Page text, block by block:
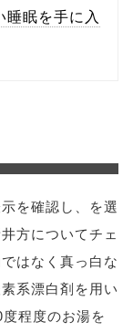
睡眠を手に入
を確認し、を選
方についてチェ
はなく真っ白な
系漂白剤を用い
程度のお湯を